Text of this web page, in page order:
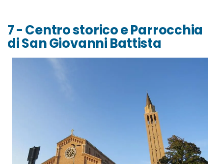
7 - Centro storico e Parrocchia
di San Giovanni Battista